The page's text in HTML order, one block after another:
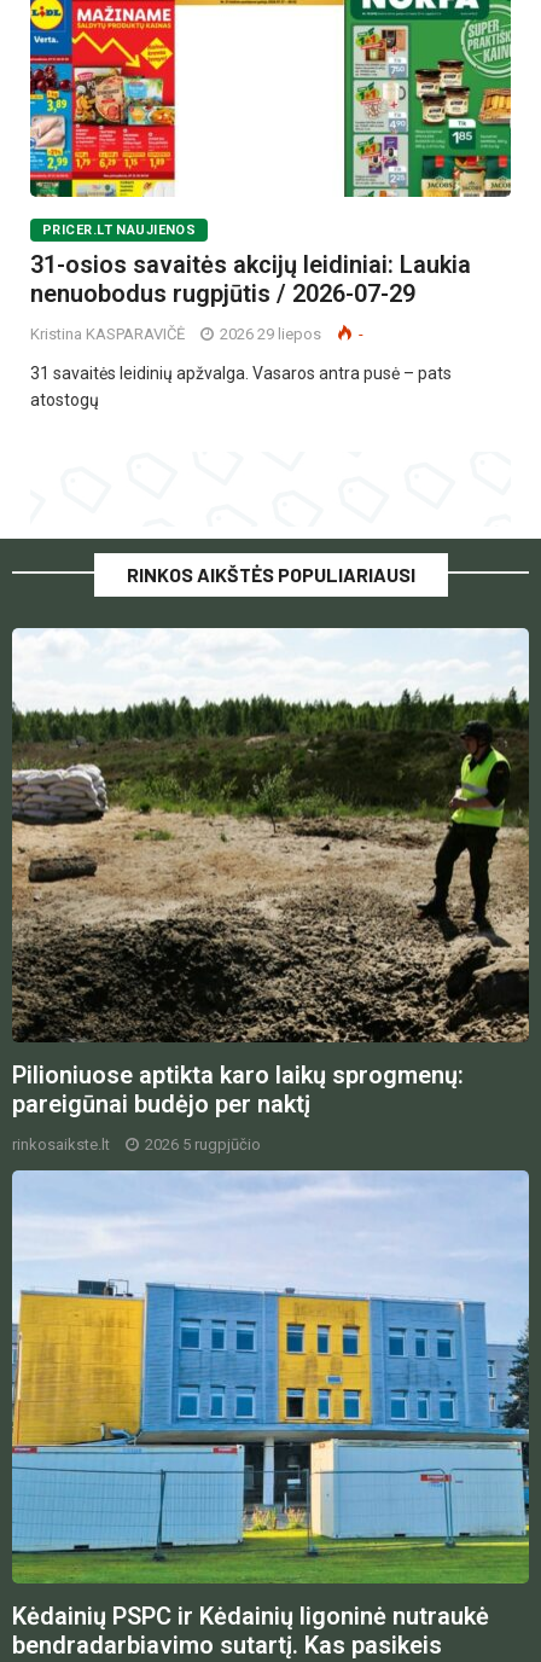
PRICER.LT NAUJIENOS
31-osios savaitės akcijų leidiniai: Laukia
nenuobodus rugpjūtis / 2026-07-29
Kristina KASPARAVIČĖ 2026 29 liepos -
31 savaitės leidinių apžvalga. Vasaros antra pusė – pats
atostogų
RINKOS AIKŠTĖS POPULIARIAUSI
Pilioniuose aptikta karo laikų sprogmenų:
pareigūnai budėjo per naktį
rinkosaikste.lt 2026 5 rugpjūčio
Kėdainių PSPC ir Kėdainių ligoninė nutraukė
bendradarbiavimo sutartį. Kas pasikeis